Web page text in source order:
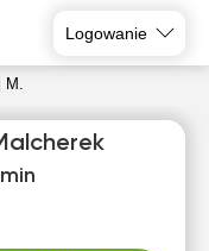
Logowanie
M.